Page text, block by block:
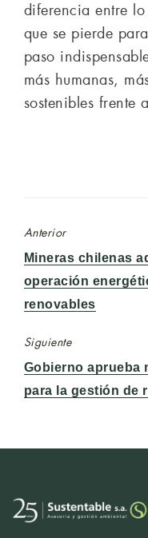
diferencia entre
que se pierde
paso
más humanas,
sostenibles frente
Anterior
Entrada
anterior:
Mineras chilenas
operación
renovables
Siguiente
Entrada
siguiente:
Gobierno aprueba
para la gestión de